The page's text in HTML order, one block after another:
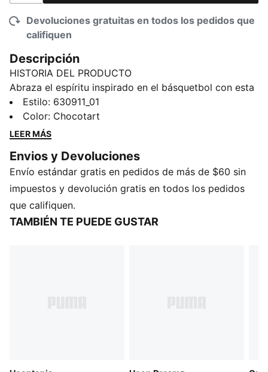
Devoluciones gratuitas en todos los pedidos que
califiquen
Descripción
HISTORIA DEL PRODUCTO
Abraza el espíritu inspirado en el básquetbol con esta
playera oversized de algodón, que lleva la atrevida
marca de básquetbol PUMA. Perfecta para quienes
viven y respiran el juego, esta prenda aporta un toque
CARACTERÍSTICAS Y BENEFICIOS
Producto fabricado con al menos un 30% de
materiales reciclados
DETALLES
Corte regular
Estilo: 630911_01
Color: Chocotart
LEER MÁS
Envios y Devoluciones
Envío estándar gratis en pedidos de más de $60 sin
impuestos y devolución gratis en todos los pedidos
que califiquen.
TAMBIÉN TE PUEDE GUSTAR